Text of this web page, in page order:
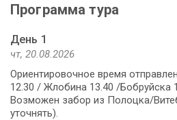
Программа тура
День 1
чт, 20.08.2026
Ориентировочное время
12.30 / Жлобина 13.40 /Бобруйска
Возможен забор из Полоцка/
уточнять).